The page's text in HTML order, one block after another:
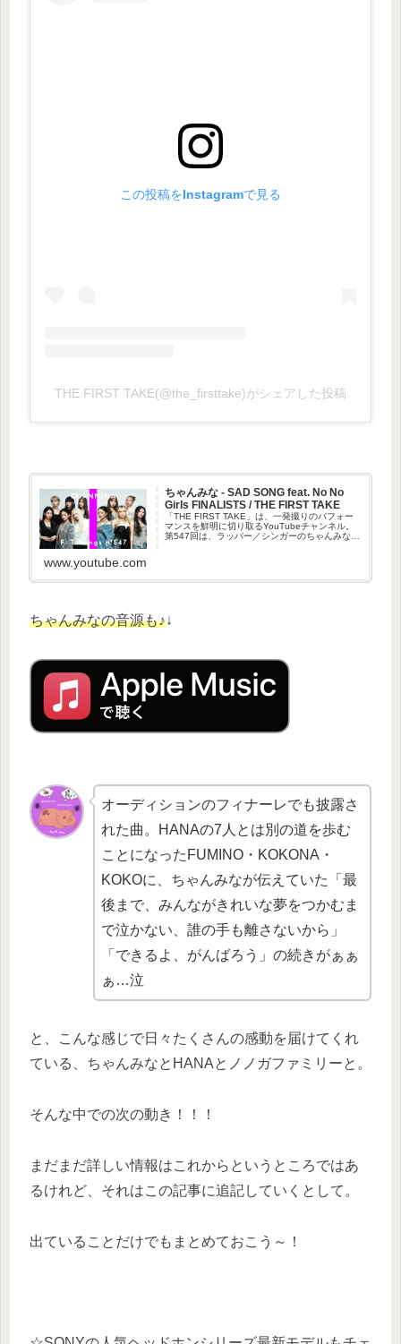
この投稿をInstagramで見る
THE FIRST TAKE(@the_firsttake)がシェアした投稿
ちゃんみな - SAD SONG feat. No No
Girls FINALISTS / THE FIRST TAKE
「THE FIRST TAKE」は、一発撮りのパフォー
マンスを鮮明に切り取るYouTubeチャンネル。
第547回は、ラッパー／シンガーのちゃんみなが
www.youtube.com
ちゃんみなの音源も♪↓
オーディションのフィナーレでも披露さ
れた曲。HANAの7人とは別の道を歩む
ことになったFUMINO・KOKONA・
KOKOに、ちゃんみなが伝えていた「最
後まで、みんながきれいな夢をつかむま
で泣かない、誰の手も離さないから」
「できるよ、がんばろう」の続きがぁぁ
ぁ…泣
と、こんな感じで日々たくさんの感動を届けてくれ
ている、ちゃんみなとHANAとノノガファミリーと。
そんな中での次の動き！！！
まだまだ詳しい情報はこれからというところではあ
るけれど、それはこの記事に追記していくとして。
出ていることだけでもまとめておこう～！